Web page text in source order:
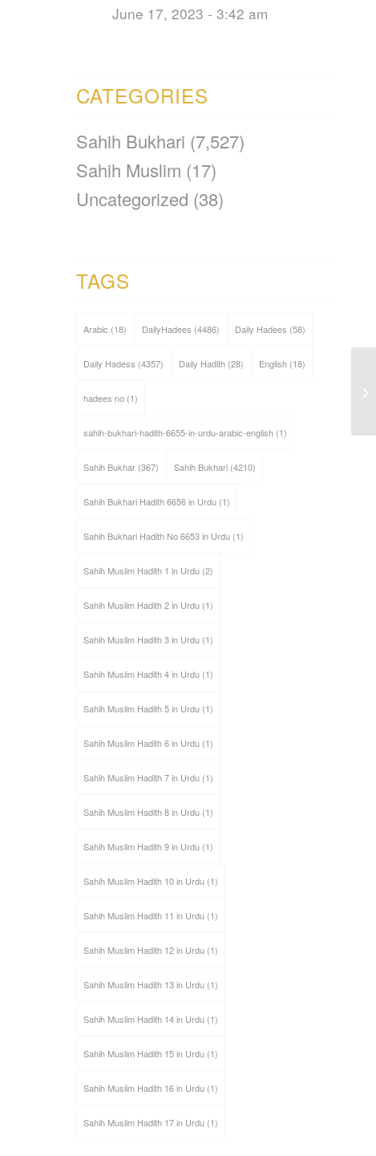
June 17, 2023 - 3:42 am
CATEGORIES
Sahih Bukhari (7,527)
Sahih Muslim (17)
Uncategorized (38)
TAGS
Arabic (18) DailyHadees (4486) Daily Hadees (58)
Daily Hadess (4357) Daily Hadith(28) English(18)
hadees no(1)
sahih-bukhari-hadith-6655-in-urdu-arabic-english(1)
Sahih Bukhar(367) Sahih Bukhari(4210)
Sahih Bukhari Hadith 6656 in Urdu(1)
Sahih Bukhari Hadith No 6653 in Urdu(1)
Sahih Muslim Hadith 1 in Urdu(2)
Sahih Muslim Hadith 2 in Urdu(1)
Sahih Muslim Hadith 3 in Urdu(1)
Sahih Muslim Hadith 4 in Urdu(1)
Sahih Muslim Hadith 5 in Urdu(1)
Sahih Muslim Hadith 6 in Urdu(1)
Sahih Muslim Hadith 7 in Urdu(1)
Sahih Muslim Hadith 8 in Urdu(1)
Sahih Muslim Hadith 9 in Urdu(1)
Sahih Muslim Hadith 10 in Urdu(1)
Sahih Muslim Hadith 11 in Urdu(1)
Sahih Muslim Hadith 12 in Urdu(1)
Sahih Muslim Hadith 13 in Urdu(1)
Sahih Muslim Hadith 14 in Urdu(1)
Sahih Muslim Hadith 15 in Urdu(1)
Sahih Muslim Hadith 16 in Urdu(1)
Sahih Muslim Hadith 17 in Urdu(1)